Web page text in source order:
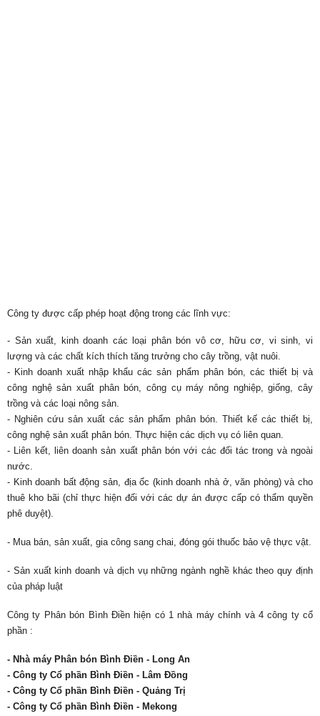
Công ty được cấp phép hoạt động trong các lĩnh vực:
- Sản xuất, kinh doanh các loại phân bón vô cơ, hữu cơ, vi sinh, vi
lượng và các chất kích thích tăng trưởng cho cây trồng, vật nuôi.
- Kinh doanh xuất nhập khẩu các sản phẩm phân bón, các thiết bị và
công nghệ sản xuất phân bón, công cụ máy nông nghiệp, giống, cây
trồng và các loại nông sản.
- Nghiên cứu sản xuất các sản phẩm phân bón. Thiết kế các thiết bị,
công nghệ sản xuất phân bón. Thực hiện các dịch vụ có liên quan.
- Liên kết, liên doanh sản xuất phân bón với các đối tác trong và ngoài
nước.
- Kinh doanh bất động sản, địa ốc (kinh doanh nhà ở, văn phòng) và cho
thuê kho bãi (chỉ thực hiện đối với các dự án được cấp có thẩm quyền
phê duyệt).
- Mua bán, sản xuất, gia công sang chai, đóng gói thuốc bảo vệ thực vật.
- Sản xuất kinh doanh và dịch vụ những ngành nghề khác theo quy định
của pháp luật
Công ty Phân bón Bình Điền hiện có 1 nhà máy chính và 4 công ty cổ
phần :
- Nhà máy Phân bón Bình Điền - Long An
- Công ty Cổ phần Bình Điền - Lâm Đồng
- Công ty Cổ phần Bình Điền - Quảng Trị
- Công ty Cổ phần Bình Điền - Mekong